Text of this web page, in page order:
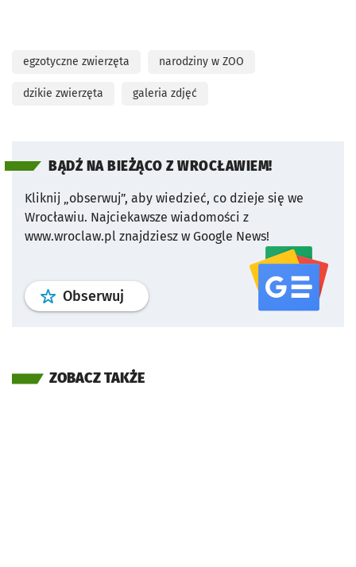
egzotyczne zwierzęta narodziny w ZOO
dzikie zwierzęta galeria zdjęć
BĄDŹ NA BIEŻĄCO Z WROCŁAWIEM!
Kliknij „obserwuj”, aby wiedzieć, co dzieje się we
Wrocławiu. Najciekawsze wiadomości z
www.wroclaw.pl znajdziesz w Google News!
Obserwuj profil serwisu
ZOBACZ TAKŻE